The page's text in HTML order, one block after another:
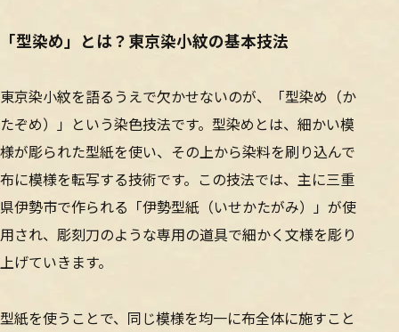
「型染め」とは？東京染小紋の基本技法
東京染小紋を語るうえで欠かせないのが、「型染め（か
たぞめ）」という染色技法です。型染めとは、細かい模
様が彫られた型紙を使い、その上から染料を刷り込んで
布に模様を転写する技術です。この技法では、主に三重
県伊勢市で作られる「伊勢型紙（いせかたがみ）」が使
用され、彫刻刀のような専用の道具で細かく文様を彫り
上げていきます。
型紙を使うことで、同じ模様を均一に布全体に施すこと